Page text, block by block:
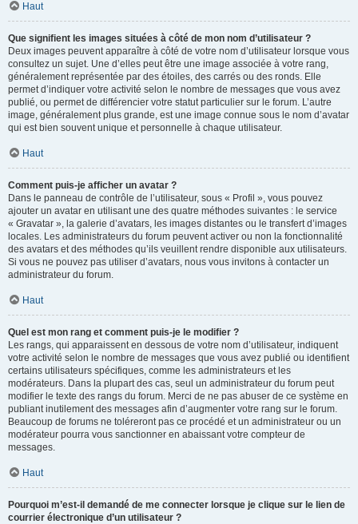
Haut
Que signifient les images situées à côté de mon nom d’utilisateur ?
Deux images peuvent apparaître à côté de votre nom d’utilisateur lorsque vous
consultez un sujet. Une d’elles peut être une image associée à votre rang,
généralement représentée par des étoiles, des carrés ou des ronds. Elle
permet d’indiquer votre activité selon le nombre de messages que vous avez
publié, ou permet de différencier votre statut particulier sur le forum. L’autre
image, généralement plus grande, est une image connue sous le nom d’avatar
qui est bien souvent unique et personnelle à chaque utilisateur.
Haut
Comment puis-je afficher un avatar ?
Dans le panneau de contrôle de l’utilisateur, sous « Profil », vous pouvez
ajouter un avatar en utilisant une des quatre méthodes suivantes : le service
« Gravatar », la galerie d’avatars, les images distantes ou le transfert d’images
locales. Les administrateurs du forum peuvent activer ou non la fonctionnalité
des avatars et des méthodes qu’ils veuillent rendre disponible aux utilisateurs.
Si vous ne pouvez pas utiliser d’avatars, nous vous invitons à contacter un
administrateur du forum.
Haut
Quel est mon rang et comment puis-je le modifier ?
Les rangs, qui apparaissent en dessous de votre nom d’utilisateur, indiquent
votre activité selon le nombre de messages que vous avez publié ou identifient
certains utilisateurs spécifiques, comme les administrateurs et les
modérateurs. Dans la plupart des cas, seul un administrateur du forum peut
modifier le texte des rangs du forum. Merci de ne pas abuser de ce système en
publiant inutilement des messages afin d’augmenter votre rang sur le forum.
Beaucoup de forums ne toléreront pas ce procédé et un administrateur ou un
modérateur pourra vous sanctionner en abaissant votre compteur de
messages.
Haut
Pourquoi m’est-il demandé de me connecter lorsque je clique sur le lien de
courrier électronique d’un utilisateur ?